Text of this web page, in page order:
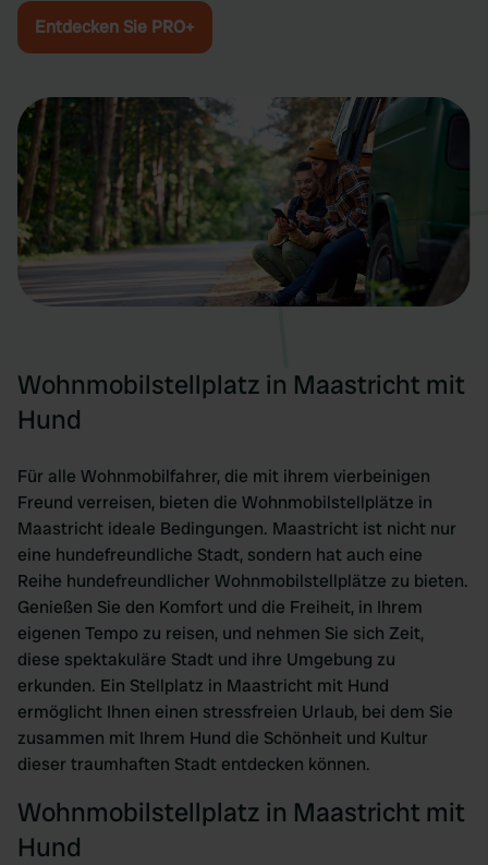
Entdecken Sie PRO+
Wohnmobilstellplatz in Maastricht mit
Hund
Für alle Wohnmobilfahrer, die mit ihrem vierbeinigen
Freund verreisen, bieten die Wohnmobilstellplätze in
Maastricht ideale Bedingungen. Maastricht ist nicht nur
eine hundefreundliche Stadt, sondern hat auch eine
Reihe hundefreundlicher Wohnmobilstellplätze zu bieten.
Genießen Sie den Komfort und die Freiheit, in Ihrem
eigenen Tempo zu reisen, und nehmen Sie sich Zeit,
diese spektakuläre Stadt und ihre Umgebung zu
erkunden. Ein Stellplatz in Maastricht mit Hund
ermöglicht Ihnen einen stressfreien Urlaub, bei dem Sie
zusammen mit Ihrem Hund die Schönheit und Kultur
dieser traumhaften Stadt entdecken können.
Wohnmobilstellplatz in Maastricht mit
Hund